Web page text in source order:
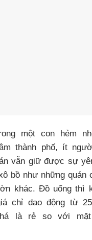
một con hẻm
thành phố, ít
vẫn giữ được sự
bồ như những quán
khác. Đồ uống thì
chỉ dao động từ
là rẻ so với mặt